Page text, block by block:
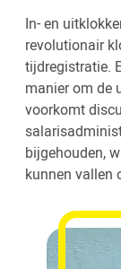
In- en
revolutionair
tijdregistratie.
manier om de
voorkomt
bijgehouden,
kunnen vallen